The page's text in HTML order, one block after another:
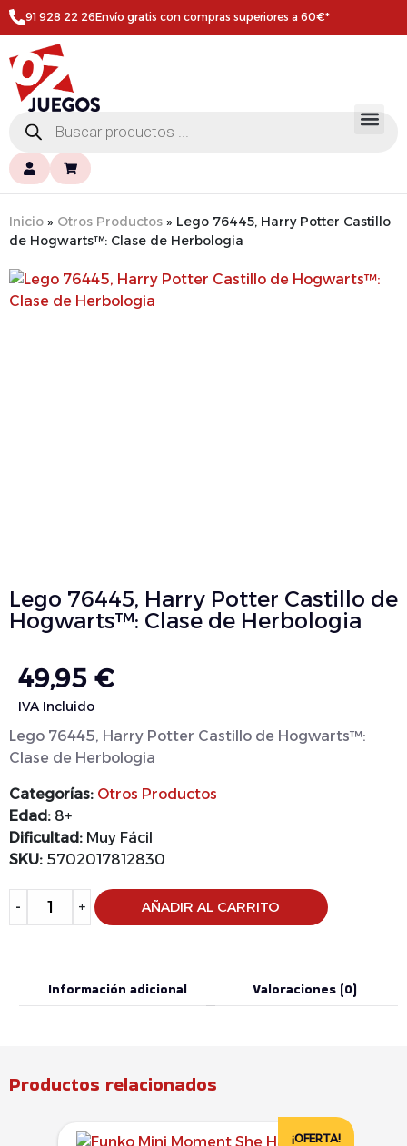
91 928 22 26Envío gratis con compras superiores a 60€*
Inicio » Otros Productos » Lego 76445, Harry Potter Castillo
de Hogwarts™: Clase de Herbologia
Lego 76445, Harry Potter Castillo de
Hogwarts™: Clase de Herbologia
49,95 €
IVA Incluido
Lego 76445, Harry Potter Castillo de Hogwarts™:
Clase de Herbologia
Categorías: Otros Productos
Edad: 8+
Dificultad: Muy Fácil
SKU: 5702017812830
- + AÑADIR AL CARRITO
Alternative:
Información adicional Valoraciones (0)
Productos relacionados
¡OFERTA!